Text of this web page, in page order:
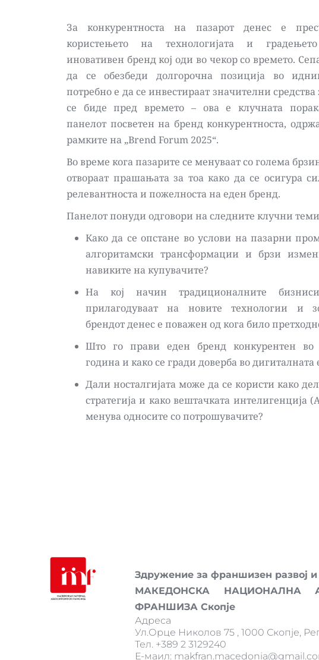
За конкурентноста на пазарот денес е
користењето на технологијата и
иновативен бренд кој оди во чекор со времето.
да се обезбеди долгорочна позиција во
потребно е да се инвестираат значителни средства
се биде пред времето – ова е клучната
панелот посветен на бренд конкурентноста,
рамките на „Brend Forum 2025“.
Во време кога пазарите се менуваат со голема
отвораат прашањата за тоа како да се осигура
релевантноста и пожелноста на еден бренд.
Панелот понуди одговори на следните клучни
Како да се опстане во услови на пазарни
алгоритамски трансформации и брзи
навиките на купувачите?
На кој начин традиционалните
прилагодуваат на новите технологии и
брендот денес е поважен од кога било
Што го прави еден бренд конкурентен во
Дали носталгијата може да се користи како
стратегија и како вештачката интелигенција
менува односите со потрошувачите?
Здружение за франшизен развој
МАКЕДОНСКА НАЦИОНАЛНА
ФРАНШИЗА Скопје
Адреса
Ул.Орце Николов 75 , 1000 Скопје,
Тел. +389 2 3129240
Е-маил: